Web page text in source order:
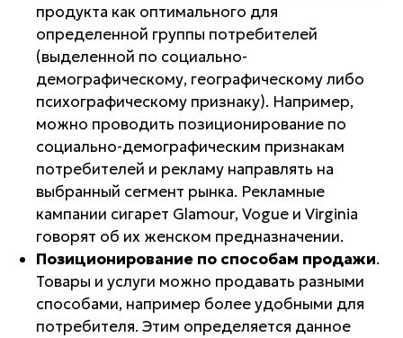
продукта как оптимального для
определенной группы потребителей
(выделенной по социально-
демографическому, географическому либо
психографическому признаку). Например,
можно проводить позиционирование по
социально-демографическим признакам
потребителей и рекламу направлять на
выбранный сегмент рынка. Рекламные
кампании сигарет Glamour,Vogue и Virginia
говорят об их женском предназначении.
Позиционирование по способам продажи.
Товары и услуги можно продавать разными
способами, например более удобными для
потребителя. Этим определяется данное